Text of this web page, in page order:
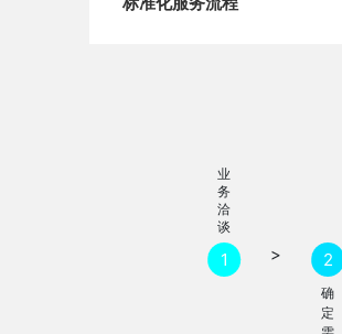
业
务
洽
谈
1 > 2
确
定